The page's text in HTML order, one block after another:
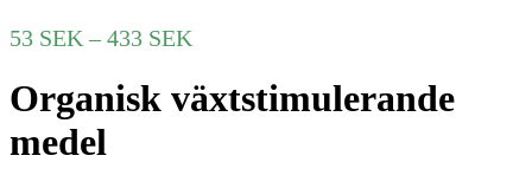
53 SEK – 433 SEK
till
433 SEK
Organisk växtstimulerande
medel